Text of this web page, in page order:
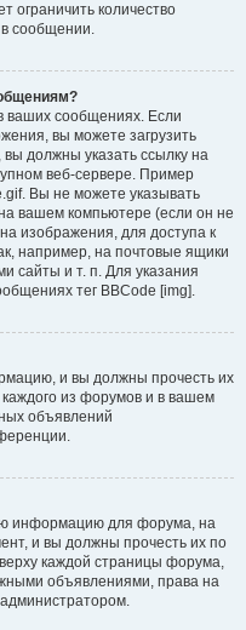
ограничить количество
в сообщении.
ваших сообщениях. Если
вы можете загрузить
должны указать ссылку на
веб-сервере. Пример
Вы не можете указывать
вашем компьютере (если он не
изображения, для доступа к
например, на почтовые ящики
сайты и т. п. Для указания
тег BBCode [img].
и вы должны прочесть их
из форумов и в вашем
объявлений
информацию для форума, на
и вы должны прочесть их по
каждой страницы форума,
объявлениями, права на